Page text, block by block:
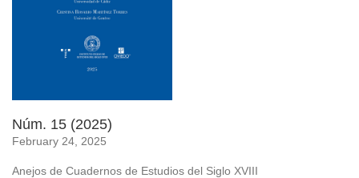
Núm. 15 (2025)
February 24, 2025
Anejos de Cuadernos de Estudios del Siglo XVIII